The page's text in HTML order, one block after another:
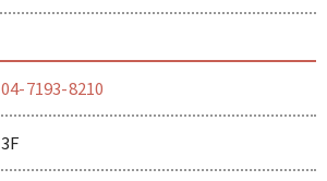
04-7193-8210
3F